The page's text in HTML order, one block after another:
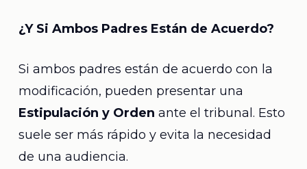
¿Y Si Ambos Padres Están de Acuerdo?
Si ambos padres están de acuerdo con la
modificación, pueden presentar una
Estipulación y Orden ante el tribunal. Esto
suele ser más rápido y evita la necesidad
de una audiencia.